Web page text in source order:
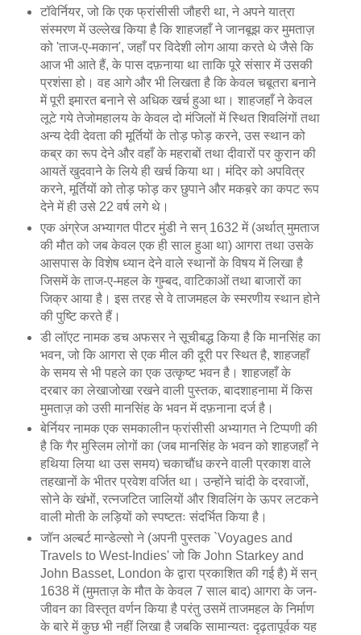
टॉवेर्नियर, जो कि एक फ्रांसीसी जौहरी था, ने अपने यात्रा
संस्मरण में उल्लेख किया है कि शाहजहाँ ने जानबूझ कर मुमताज़
को 'ताज-ए-मकान', जहाँ पर विदेशी लोग आया करते थे जैसे कि
आज भी आते हैं, के पास दफ़नाया था ताकि पूरे संसार में उसकी
प्रशंसा हो। वह आगे और भी लिखता है कि केवल चबूतरा बनाने
में पूरी इमारत बनाने से अधिक खर्च हुआ था। शाहजहाँ ने केवल
लूटे गये तेजोमहालय के केवल दो मंजिलों में स्थित शिवलिंगों तथा
अन्य देवी देवता की मूर्तियों के तोड़ फोड़ करने, उस स्थान को
कब्र का रूप देने और वहाँ के महराबों तथा दीवारों पर कुरान की
आयतें खुदवाने के लिये ही खर्च किया था। मंदिर को अपवित्र
करने, मूर्तियों को तोड़ फोड़ कर छुपाने और मकब़रे का कपट रूप
देने में ही उसे 22 वर्ष लगे थे।
एक अंग्रेज अभ्यागत पीटर मुंडी ने सन् 1632 में (अर्थात् मुमताज
की मौत को जब केवल एक ही साल हुआ था) आगरा तथा उसके
आसपास के विशेष ध्यान देने वाले स्थानों के विषय में लिखा है
जिसमें के ताज-ए-महल के गुम्बद, वाटिकाओं तथा बाजारों का
जिक्र आया है। इस तरह से वे ताजमहल के स्मरणीय स्थान होने
की पुष्टि करते हैं।
डी लॉएट नामक डच अफसर ने सूचीबद्ध किया है कि मानसिंह का
भवन, जो कि आगरा से एक मील की दूरी पर स्थित है, शाहजहाँ
के समय से भी पहले का एक उत्कृष्ट भवन है। शाहजहाँ के
दरबार का लेखाजोखा रखने वाली पुस्तक, बादशाहनामा में किस
मुमताज़ को उसी मानसिंह के भवन में दफ़नाना दर्ज है।
बेर्नियर नामक एक समकालीन फ्रांसीसी अभ्यागत ने टिप्पणी की
है कि गैर मुस्लिम लोगों का (जब मानसिंह के भवन को शाहजहाँ ने
हथिया लिया था उस समय) चकाचौंध करने वाली प्रकाश वाले
तहखानों के भीतर प्रवेश वर्जित था। उन्होंने चांदी के दरवाजों,
सोने के खंभों, रत्नजटित जालियों और शिवलिंग के ऊपर लटकने
वाली मोती के लड़ियों को स्पष्टतः संदर्भित किया है।
जॉन अल्बर्ट मान्डेल्सो ने (अपनी पुस्तक `Voyages and
Travels to West-Indies' जो कि John Starkey and
John Basset, London के द्वारा प्रकाशित की गई है) में सन्
1638 में (मुमताज़ के मौत के केवल 7 साल बाद) आगरा के जन-
जीवन का विस्तृत वर्णन किया है परंतु उसमें ताजमहल के निर्माण
के बारे में कुछ भी नहीं लिखा है जबकि सामान्यतः दृढ़तापूर्वक यह